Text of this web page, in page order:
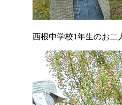
西根中学校1年生のお二